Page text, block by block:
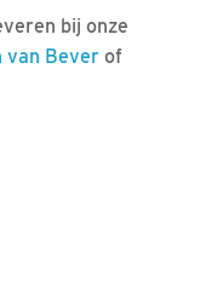
bij onze
van Bever of